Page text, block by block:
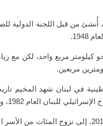
كيلومتر مربع واحد، لكن مع
مربعين.
في لبنان شهد المخيم
أدت الحرب في سوريا منذ العام 2011،